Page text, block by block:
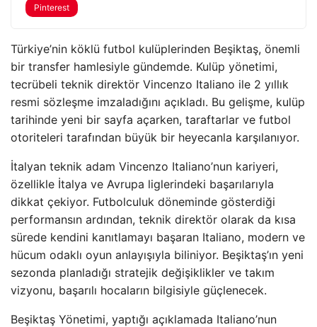
Pinterest
Türkiye’nin köklü futbol kulüplerinden Beşiktaş, önemli
bir transfer hamlesiyle gündemde. Kulüp yönetimi,
tecrübeli teknik direktör Vincenzo Italiano ile 2 yıllık
resmi sözleşme imzaladığını açıkladı. Bu gelişme, kulüp
tarihinde yeni bir sayfa açarken, taraftarlar ve futbol
otoriteleri tarafından büyük bir heyecanla karşılanıyor.
İtalyan teknik adam Vincenzo Italiano’nun kariyeri,
özellikle İtalya ve Avrupa liglerindeki başarılarıyla
dikkat çekiyor. Futbolculuk döneminde gösterdiği
performansın ardından, teknik direktör olarak da kısa
sürede kendini kanıtlamayı başaran Italiano, modern ve
hücum odaklı oyun anlayışıyla biliniyor. Beşiktaş’ın yeni
sezonda planladığı stratejik değişiklikler ve takım
vizyonu, başarılı hocaların bilgisiyle güçlenecek.
Beşiktaş Yönetimi, yaptığı açıklamada Italiano’nun